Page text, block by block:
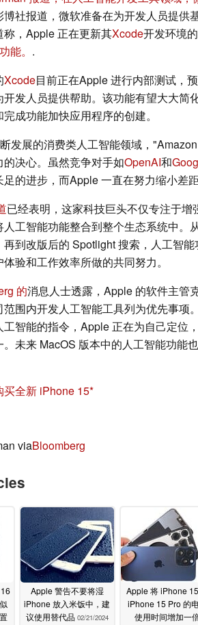
博社报道，微软准备在为开发人员提供
称，Apple 正在更新其Xcode开发环境
能。 .
Xcode目前正在Apple 进行内部测试，
开发人员提供帮助。该功能有望大大简
成功能加快应用程序的创建。
发展的消费类人工智能领域，
的决心。虽然竞争对手如OpenAI和
的进步，而Apple 一直在努力缩小差距
已经表明，这家科技巨头不仅专注于
人工智能功能整合到整个生态系统中。
再到改版后的 Spotlight 搜索，人工智
验和工作效率所做的共同努力。
的消息人士透露，Apple 的软件主管
范围内开发人工智能工具列为优先事项
工智能的指令，Apple 正在为自己定位
。未来 MacOS 版本中的人工智能功能
买全新 iPhone 15
viaBloomberg
Apple 警告不要将湿
iPhone 放入米饭中，建
议使用替代品 02/21/2024
Apple 将 iPhone
iPhone 15 Pro 的
使用时间增加一